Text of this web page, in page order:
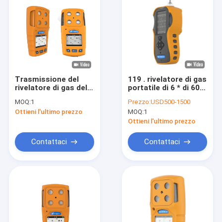
Prodotti
Circa noi
Trasmissione del
rivelatore di gas del
multi/funzione di
stampa senza fili
MOQ:1
Ottieni l'ultimo prezzo
Contattaci
119 . rivelatore di gas
portatile di 6 * di 60 *
sensore importato
originale
Prezzo:USD500-1500
MOQ:1
Ottieni l'ultimo prezzo
Contattaci